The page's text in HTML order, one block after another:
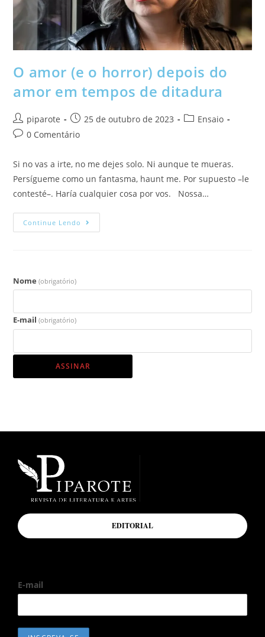
O amor (e o horror) depois do
amor em tempos de ditadura
piparote 25 de outubro de 2023
Ensaio
0 Comentário
Si no vas a irte, no me dejes solo. Ni aunque te mueras.
Persígueme como un fantasma, haunt me. Por supuesto –le
contesté–. Haría cualquier cosa por vos. Nossa…
Continue Lendo
Nome (obrigatório)
E-mail (obrigatório)
ASSINAR
EDITORIAL
E-mail